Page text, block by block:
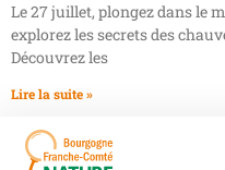
Le 27 juillet, plongez dans le
explorez les secrets des
Découvrez les
Lire la suite »